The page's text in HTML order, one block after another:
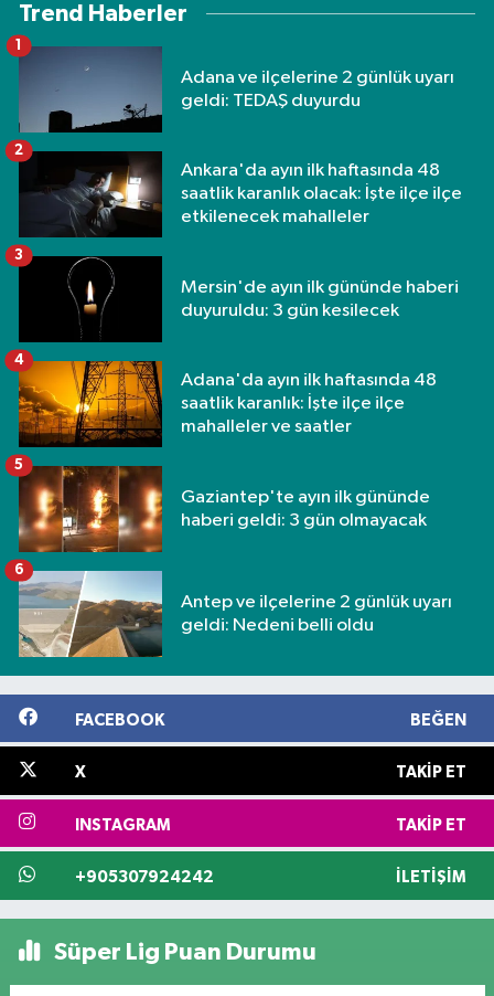
Trend Haberler
Adana ve ilçelerine 2 günlük uyarı
geldi: TEDAŞ duyurdu
1
Ankara'da ayın ilk haftasında 48
saatlik karanlık olacak: İşte ilçe ilçe
etkilenecek mahalleler
2
Mersin'de ayın ilk gününde haberi
duyuruldu: 3 gün kesilecek
3
Adana'da ayın ilk haftasında 48
saatlik karanlık: İşte ilçe ilçe
mahalleler ve saatler
4
Gaziantep'te ayın ilk gününde
haberi geldi: 3 gün olmayacak
5
Antep ve ilçelerine 2 günlük uyarı
geldi: Nedeni belli oldu
6
FACEBOOK BEĞEN
X TAKIP ET
INSTAGRAM TAKIP ET
+905307924242 İLETIŞIM
Süper Lig Puan Durumu